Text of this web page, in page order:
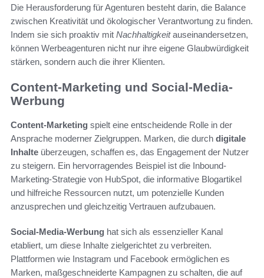
Die Herausforderung für Agenturen besteht darin, die Balance
zwischen Kreativität und ökologischer Verantwortung zu finden.
Indem sie sich proaktiv mit Nachhaltigkeitauseinandersetzen,
können Werbeagenturen nicht nur ihre eigene Glaubwürdigkeit
stärken, sondern auch die ihrer Klienten.
Content-Marketing und Social-Media-
Werbung
Content-Marketing spielt eine entscheidende Rolle in der
Ansprache moderner Zielgruppen. Marken, die durch digitale
Inhalte überzeugen, schaffen es, das Engagement der Nutzer
zu steigern. Ein hervorragendes Beispiel ist die Inbound-
Marketing-Strategie von HubSpot, die informative Blogartikel
und hilfreiche Ressourcen nutzt, um potenzielle Kunden
anzusprechen und gleichzeitig Vertrauen aufzubauen.
Social-Media-Werbung hat sich als essenzieller Kanal
etabliert, um diese Inhalte zielgerichtet zu verbreiten.
Plattformen wie Instagram und Facebook ermöglichen es
Marken, maßgeschneiderte Kampagnen zu schalten, die auf